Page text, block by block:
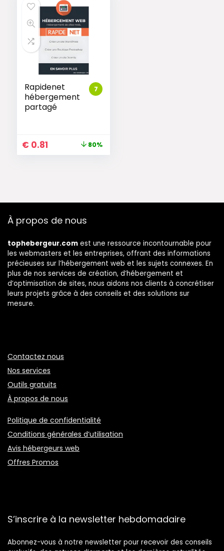
7
Rapidenet
hébergement
partagé
€ 0.81 80%
À propos de nous
tophebergeur.com est une ressource incontournable pour
les webmasters et les entreprises, offrant des informations
précieuses sur l’hébergement web et les sujets connexes. En
plus de nos services de création, d’hébergement et
d’optimisation de sites, nous aidons nos clients à concrétiser
leurs projets grâce à des conseils et des solutions sur
mesure.
Contactez nous
Nos services
Outils gratuits
À propos de nous
Politique de confidentialité
Conditions générales d’utilisation
Avis hébergeurs web
Offres Promos
S’inscrire à la newsletter hebdomadaire
Abonnez-vous à notre newsletter pour recevoir des conseils